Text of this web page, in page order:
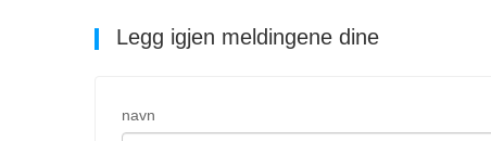
Legg igjen meldingene dine
navn